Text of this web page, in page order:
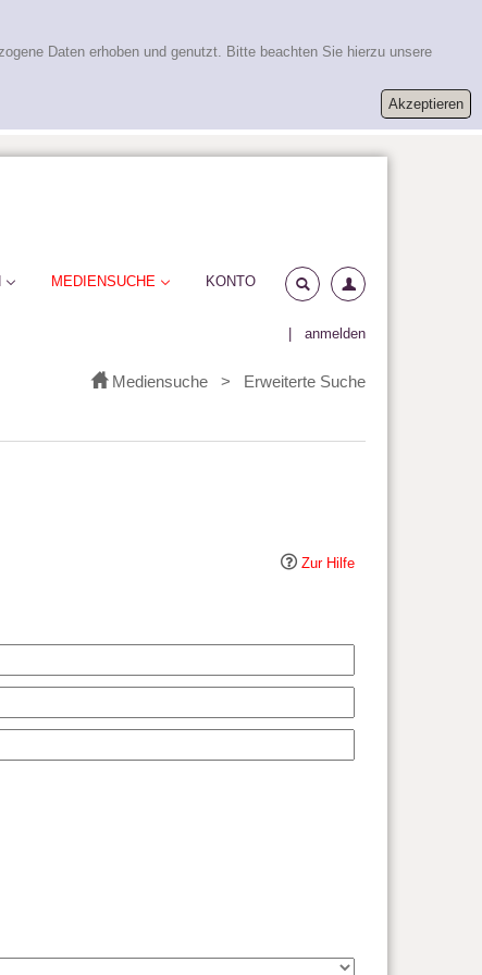
Daten erhoben und genutzt. Bitte beachten Sie hierzu unsere
anmelden
MEDIENSUCHE KONTO
Mediensuche > Erweiterte Suche
Zur Hilfe